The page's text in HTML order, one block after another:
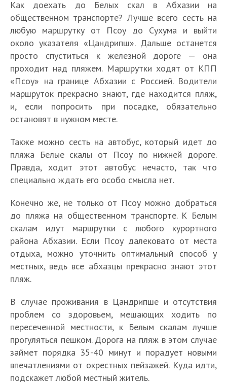
Как доехать до Белых скал в Абхазии на
общественном транспорте? Лучше всего сесть на
любую маршрутку от Псоу до Сухума и выйти
около указателя «Цандрипш». Дальше останется
просто спуститься к железной дороге — она
проходит над пляжем. Маршрутки ходят от КПП
«Псоу» на границе Абхазии с Россией. Водители
маршруток прекрасно знают, где находится пляж,
и, если попросить при посадке, обязательно
остановят в нужном месте.
Также можно сесть на автобус, который идет до
пляжа Белые скалы от Псоу по нижней дороге.
Правда, ходит этот автобус нечасто, так что
специально ждать его особо смысла нет.
Конечно же, не только от Псоу можно добраться
до пляжа на общественном транспорте. К Белым
скалам идут маршрутки с любого курортного
района Абхазии. Если Псоу далековато от места
отдыха, можно уточнить оптимальный способ у
местных, ведь все абхазцы прекрасно знают этот
пляж.
В случае проживания в Цандрипше и отсутствия
проблем со здоровьем, мешающих ходить по
пересеченной местности, к Белым скалам лучше
прогуляться пешком. Дорога на пляж в этом случае
займет порядка 35-40 минут и порадует новыми
впечатлениями от окрестных пейзажей. Куда идти,
подскажет любой местный житель.